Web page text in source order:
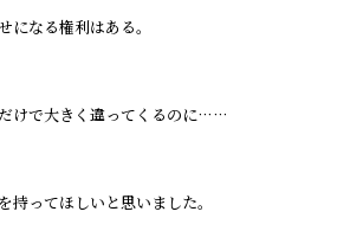
になる権利はある。
けで大きく違ってくるのに……
持ってほしいと思いました。